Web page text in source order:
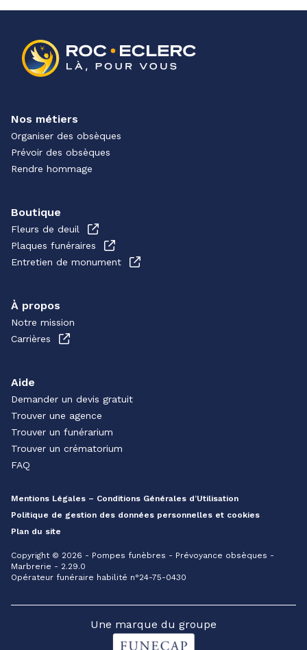
Nos métiers
Organiser des obsèques
Prévoir des obsèques
Rendre hommage
Boutique
Fleurs de deuil
Plaques funéraires
Entretien de monument
À propos
Notre mission
Carrières
Aide
Demander un devis gratuit
Trouver une agence
Trouver un funérarium
Trouver un crématorium
FAQ
Mentions Légales – Conditions Générales d’Utilisation
Politique de gestion des données personnelles et cookies
Plan du site
Copyright © 2026 - Pompes funèbres - Prévoyance obsèques -
Marbrerie - 2.29.0
Opérateur funéraire habilité n°24-75-0430
Une marque du groupe